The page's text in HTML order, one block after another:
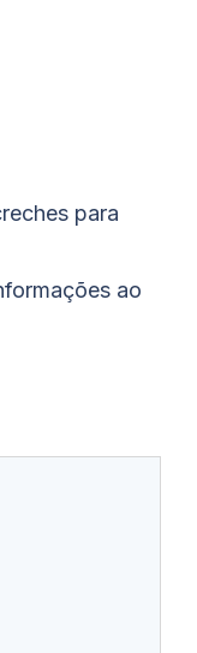
para
ao